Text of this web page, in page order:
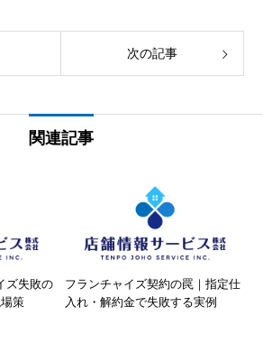
次の記事
関連記事
ズ失敗の
策
フランチャイズ契約の罠｜指定仕
入れ・解約金で失敗する実例